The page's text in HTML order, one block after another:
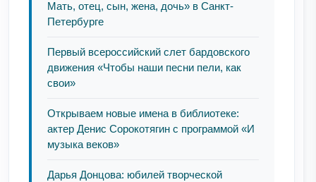
Мать, отец, сын, жена, дочь» в Санкт-
Петербурге
Первый всероссийский слет бардовского
движения «Чтобы наши песни пели, как
свои»
Открываем новые имена в библиотеке:
актер Денис Сорокотягин с программой «И
музыка веков»
Дарья Донцова: юбилей творческой